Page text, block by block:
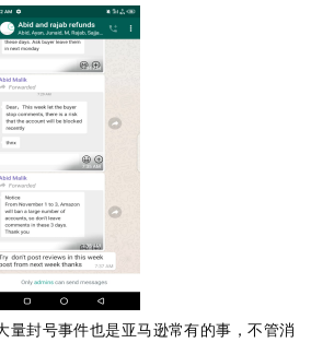
量封号事件也是亚马逊常有的事，不管消